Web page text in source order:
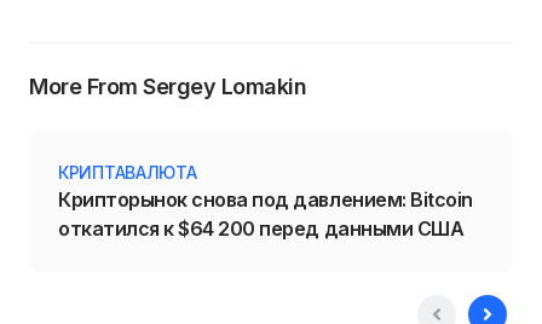
More From Sergey Lomakin
КРИПТАВАЛЮТА
Крипторынок снова под давлением: Bitcoin
откатился к $64 200 перед данными США